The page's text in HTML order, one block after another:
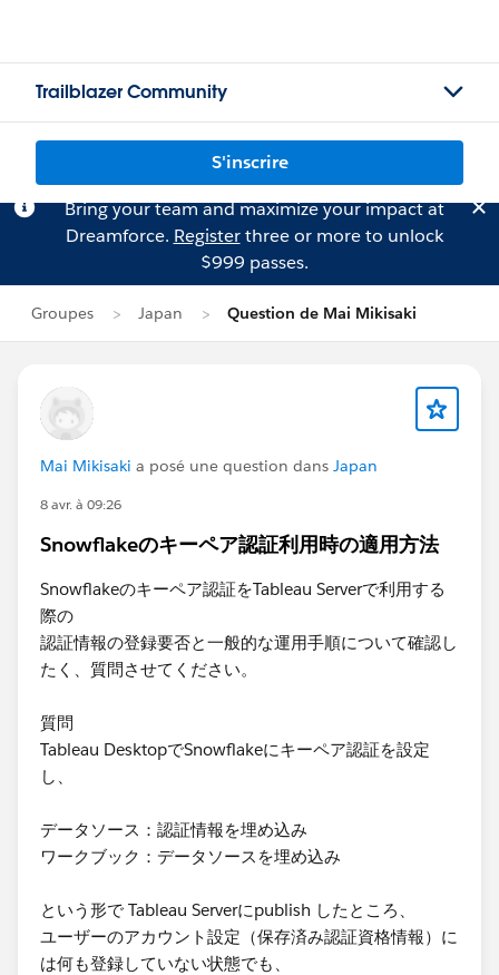
Trailblazer Community
S'inscrire
Bring your team and maximize your impact at
Dreamforce. Registerthree or more to unlock
$999 passes.
Groupes Japan Question de Mai Mikisaki
Mai Mikisaki a posé une question dans Japan
8 avr. à 09:26
Snowflakeのキーペア認証利用時の適用方法
Snowflakeのキーペア認証をTableau Serverで利用する
際の
認証情報の登録要否と一般的な運用手順について確認し
たく、質問させてください。
質問
Tableau DesktopでSnowflakeにキーペア認証を設定
し、
データソース：認証情報を埋め込み
ワークブック：データソースを埋め込み
という形で Tableau Serverにpublish したところ、
ユーザーのアカウント設定（保存済み認証資格情報）に
は何も登録していない状態でも、